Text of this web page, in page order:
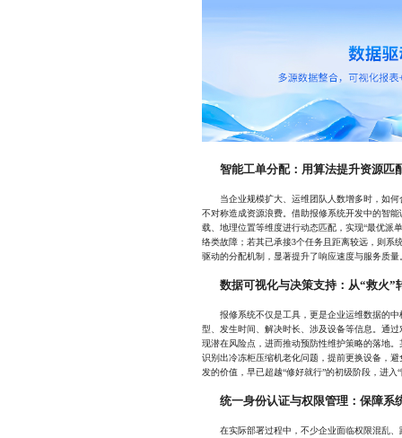
智能工单分配：用算法提升资源匹
当企业规模扩大、运维团队人数增多时，如何
不对称造成资源浪费。借助报修系统开发中的智
载、地理位置等维度进行动态匹配，实现“最优派
络类故障；若其已承接3个任务且距离较远，则系
驱动的分配机制，显著提升了响应速度与服务质量
数据可视化与决策支持：从“救火”
报修系统不仅是工具，更是企业运维数据的中
型、发生时间、解决时长、涉及设备等信息。通
现潜在风险点，进而推动预防性维护策略的落地
识别出冷冻柜压缩机老化问题，提前更换设备，
发的价值，早已超越“修好就行”的初级阶段，进入
统一身份认证与权限管理：保障系
在实际部署过程中，不少企业面临权限混乱、